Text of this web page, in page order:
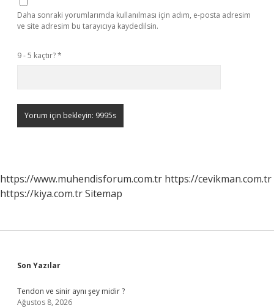
Daha sonraki yorumlarımda kullanılması için adım, e-posta adresim
ve site adresim bu tarayıcıya kaydedilsin.
9 - 5 kaçtır?*
https://www.muhendisforum.com.tr https://cevikman.com.tr
https://kiya.com.trSitemap
Sidebar
Son Yazılar
Tendon ve sinir aynı şey midir ?
Ağustos 8, 2026